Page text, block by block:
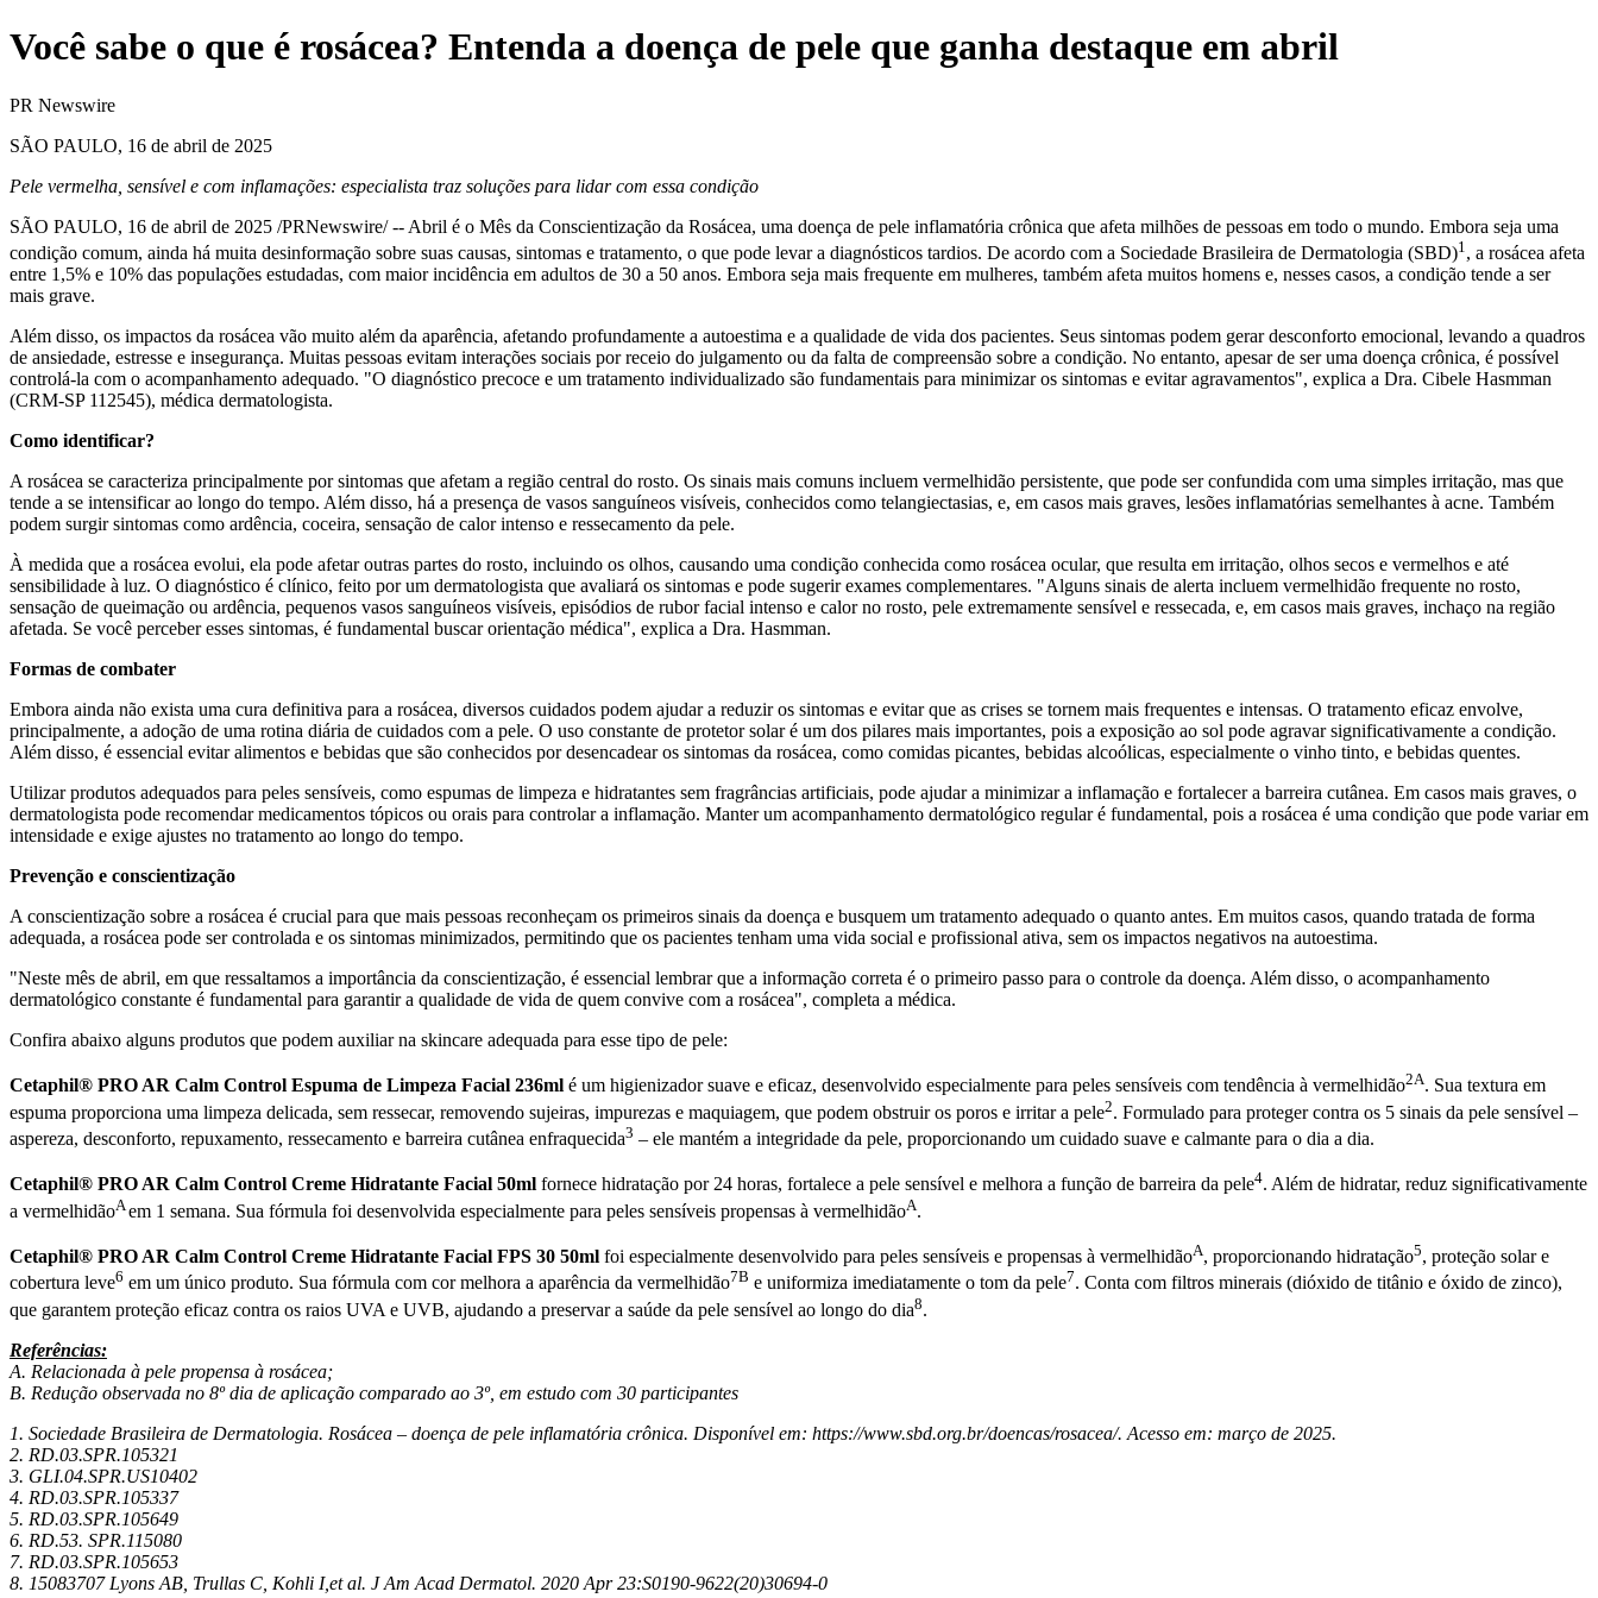
Você sabe o que é rosácea? Entenda a doença de pele que ganha destaque em abril
PR Newswire
SÃO PAULO, 16 de abril de 2025
Pele vermelha, sensível e com inflamações: especialista traz soluções para lidar com essa condição
SÃO PAULO, 16 de abril de 2025 /PRNewswire/ -- Abril é o Mês da Conscientização da Rosácea, uma doença de pele inflamatória crônica que afeta milhões de pessoas em todo o mundo. Embora seja uma
condição comum, ainda há muita desinformação sobre suas causas, sintomas e tratamento, o que pode levar a diagnósticos tardios. De acordo com a Sociedade Brasileira de Dermatologia (SBD)1 , a rosácea afeta
entre 1,5% e 10% das populações estudadas, com maior incidência em adultos de 30 a 50 anos. Embora seja mais frequente em mulheres, também afeta muitos homens e, nesses casos, a condição tende a ser
mais grave.
Além disso, os impactos da rosácea vão muito além da aparência, afetando profundamente a autoestima e a qualidade de vida dos pacientes. Seus sintomas podem gerar desconforto emocional, levando a quadros
de ansiedade, estresse e insegurança. Muitas pessoas evitam interações sociais por receio do julgamento ou da falta de compreensão sobre a condição. No entanto, apesar de ser uma doença crônica, é possível
controlá-la com o acompanhamento adequado. "O diagnóstico precoce e um tratamento individualizado são fundamentais para minimizar os sintomas e evitar agravamentos", explica a Dra. Cibele Hasmman
(CRM-SP 112545), médica dermatologista.
Como identificar?
A rosácea se caracteriza principalmente por sintomas que afetam a região central do rosto. Os sinais mais comuns incluem vermelhidão persistente, que pode ser confundida com uma simples irritação, mas que
tende a se intensificar ao longo do tempo. Além disso, há a presença de vasos sanguíneos visíveis, conhecidos como telangiectasias, e, em casos mais graves, lesões inflamatórias semelhantes à acne. Também
podem surgir sintomas como ardência, coceira, sensação de calor intenso e ressecamento da pele.
À medida que a rosácea evolui, ela pode afetar outras partes do rosto, incluindo os olhos, causando uma condição conhecida como rosácea ocular, que resulta em irritação, olhos secos e vermelhos e até
sensibilidade à luz. O diagnóstico é clínico, feito por um dermatologista que avaliará os sintomas e pode sugerir exames complementares. "Alguns sinais de alerta incluem vermelhidão frequente no rosto,
sensação de queimação ou ardência, pequenos vasos sanguíneos visíveis, episódios de rubor facial intenso e calor no rosto, pele extremamente sensível e ressecada, e, em casos mais graves, inchaço na região
afetada. Se você perceber esses sintomas, é fundamental buscar orientação médica", explica a Dra. Hasmman.
Formas de combater
Embora ainda não exista uma cura definitiva para a rosácea, diversos cuidados podem ajudar a reduzir os sintomas e evitar que as crises se tornem mais frequentes e intensas. O tratamento eficaz envolve,
principalmente, a adoção de uma rotina diária de cuidados com a pele. O uso constante de protetor solar é um dos pilares mais importantes, pois a exposição ao sol pode agravar significativamente a condição.
Além disso, é essencial evitar alimentos e bebidas que são conhecidos por desencadear os sintomas da rosácea, como comidas picantes, bebidas alcoólicas, especialmente o vinho tinto, e bebidas quentes.
Utilizar produtos adequados para peles sensíveis, como espumas de limpeza e hidratantes sem fragrâncias artificiais, pode ajudar a minimizar a inflamação e fortalecer a barreira cutânea. Em casos mais graves, o
dermatologista pode recomendar medicamentos tópicos ou orais para controlar a inflamação. Manter um acompanhamento dermatológico regular é fundamental, pois a rosácea é uma condição que pode variar em
intensidade e exige ajustes no tratamento ao longo do tempo.
Prevenção e conscientização
A conscientização sobre a rosácea é crucial para que mais pessoas reconheçam os primeiros sinais da doença e busquem um tratamento adequado o quanto antes. Em muitos casos, quando tratada de forma
adequada, a rosácea pode ser controlada e os sintomas minimizados, permitindo que os pacientes tenham uma vida social e profissional ativa, sem os impactos negativos na autoestima.
"Neste mês de abril, em que ressaltamos a importância da conscientização, é essencial lembrar que a informação correta é o primeiro passo para o controle da doença. Além disso, o acompanhamento
dermatológico constante é fundamental para garantir a qualidade de vida de quem convive com a rosácea", completa a médica.
Confira abaixo alguns produtos que podem auxiliar na skincare adequada para esse tipo de pele:
Cetaphil® PRO AR Calm Control Espuma de Limpeza Facial 236ml é um higienizador suave e eficaz, desenvolvido especialmente para peles sensíveis com tendência à vermelhidão2A. Sua textura em
espuma proporciona uma limpeza delicada, sem ressecar, removendo sujeiras, impurezas e maquiagem, que podem obstruir os poros e irritar a pele2. Formulado para proteger contra os 5 sinais da pele sensível –
aspereza, desconforto, repuxamento, ressecamento e barreira cutânea enfraquecida3 – ele mantém a integridade da pele, proporcionando um cuidado suave e calmante para o dia a dia.
Cetaphil® PRO AR Calm Control Creme Hidratante Facial 50ml fornece hidratação por 24 horas, fortalece a pele sensível e melhora a função de barreira da pele4. Além de hidratar, reduz significativamente
a vermelhidãoA em 1 semana. Sua fórmula foi desenvolvida especialmente para peles sensíveis propensas à vermelhidãoA.
Cetaphil® PRO AR Calm Control Creme Hidratante Facial FPS 30 50ml foi especialmente desenvolvido para peles sensíveis e propensas à vermelhidãoA, proporcionando hidratação5, proteção solar e
cobertura leve6 em um único produto. Sua fórmula com cor melhora a aparência da vermelhidão7B e uniformiza imediatamente o tom da pele7. Conta com filtros minerais (dióxido de titânio e óxido de zinco),
que garantem proteção eficaz contra os raios UVA e UVB, ajudando a preservar a saúde da pele sensível ao longo do dia8.
Referências:
A. Relacionada à pele propensa à rosácea;
B. Redução observada no 8º dia de aplicação comparado ao 3º, em estudo com 30 participantes
1. Sociedade Brasileira de Dermatologia. Rosácea – doença de pele inflamatória crônica. Disponível em: https://www.sbd.org.br/doencas/rosacea/. Acesso em: março de 2025.
2. RD.03.SPR.105321
3. GLI.04.SPR.US10402
4. RD.03.SPR.105337
5. RD.03.SPR.105649
6. RD.53. SPR.115080
7. RD.03.SPR.105653
8. 15083707 Lyons AB, Trullas C, Kohli I,et al. J Am Acad Dermatol. 2020 Apr 23:S0190-9622(20)30694-0